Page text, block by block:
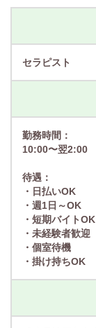
セラピスト
勤務時間：
10:00〜翌2:00
待遇：
・日払いOK
・週1日～OK
・短期バイトOK
・未経験者歓迎
・個室待機
・掛け持ちOK